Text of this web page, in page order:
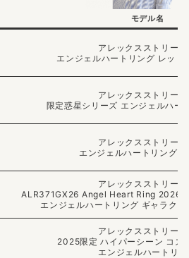
モデル名
アレックスストリー
エンジェルハートリング レッド
アレックスストリー
限定惑星シリーズ エンジェルハー
アレックスストリー
エンジェルハートリング
アレックスストリー
ALR371GX26 Angel Heart Ring 2026
エンジェルハートリング ギャラク
アレックスストリー
2025限定 ハイパーシーン コズ
エンジェルハートリ